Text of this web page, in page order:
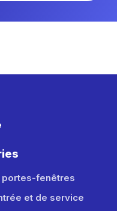
portes-fenêtres
et de service